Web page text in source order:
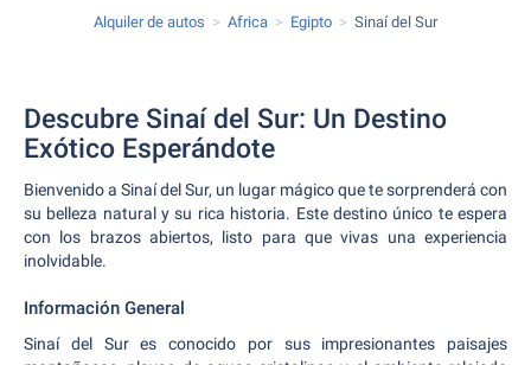
Alquiler de autos Africa Egipto Sinaí del Sur
Descubre Sinaí del Sur: Un Destino
Exótico Esperándote
Bienvenido a Sinaí del Sur, un lugar mágico que te sorprenderá con
su belleza natural y su rica historia. Este destino único te espera
con los brazos abiertos, listo para que vivas una experiencia
inolvidable.
Información General
Sinaí del Sur es conocido por sus impresionantes paisajes